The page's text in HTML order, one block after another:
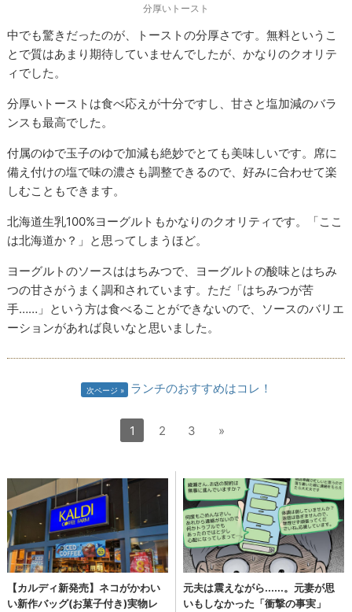
分厚いトースト
中でも驚きだったのが、トーストの分厚さです。無料というこ
とで質はあまり期待していませんでしたが、かなりのクオリテ
ィでした。
分厚いトーストは食べ応えが十分ですし、甘さと塩加減のバラ
ンスも最高でした。
付属のゆで玉子のゆで加減も絶妙でとても美味しいです。席に
備え付けの塩で味の濃さも調整できるので、好みに合わせて楽
しむこともできます。
北海道生乳100%ヨーグルトもかなりのクオリティです。「ここ
は北海道か？」と思ってしまうほど。
ヨーグルトのソースははちみつで、ヨーグルトの酸味とはちみ
つの甘さがうまく調和されています。ただ「はちみつが苦
手……」という方は食べることができないので、ソースのバリエ
ーションがあれば良いなと思いました。
次ページ ランチのおすすめはコレ！
1 2 3 »